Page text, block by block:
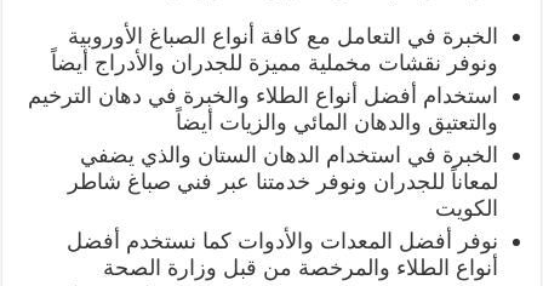
الخبرة في التعامل مع كافة أنواع الصباغ الأوروبية
ونوفر نقشات مخملية مميزة للجدران والأدراج أيضاً
استخدام أفضل أنواع الطلاء والخبرة في دهان الترخيم
والتعتيق والدهان المائي والزيات أيضاً
الخبرة في استخدام الدهان الستان والذي يضفي
لمعاناً للجدران ونوفر خدمتنا عبر فني صباغ شاطر
الكويت
نوفر أفضل المعدات والأدوات كما نستخدم أفضل
أنواع الطلاء والمرخصة من قبل وزارة الصحة